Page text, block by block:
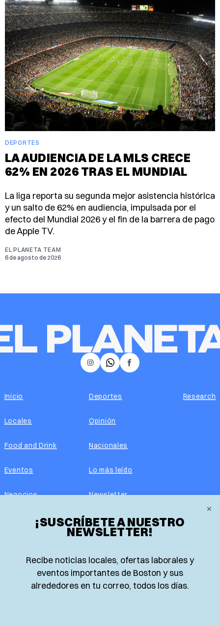
DEPORTES
LA AUDIENCIA DE LA MLS CRECE
62% EN 2026 TRAS EL MUNDIAL
La liga reporta su segunda mejor asistencia histórica
y un salto de 62% en audiencia, impulsada por el
efecto del Mundial 2026 y el fin de la barrera de pago
de Apple TV.
EL PLANETA TEAM
6 de agosto de 2026
×
¡SUSCRÍBETE A NUESTRO
NEWSLETTER!
Recibe noticias locales, ofertas laborales y
eventos importantes de Boston y sus
alrededores en tu correo, todos los días.
𝕏 Facebook
Instagram
Inicio
Locales
Food and Drink
Eventos
Negocios
Real Estate
Guía de Recursos
Deportes
Opinión
Nacionales
Lo más leído
Newsletter
Edición impresa
Advertise with us
Research